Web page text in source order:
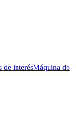
de interésMáquina do